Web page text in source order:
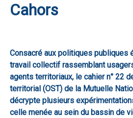
Cahors
Consacré aux politiques publiques
travail collectif rassemblant
agents territoriaux, le cahier n° 22
territorial (OST) de la Mutuelle
décrypte plusieurs
celle menée au sein du bassin de